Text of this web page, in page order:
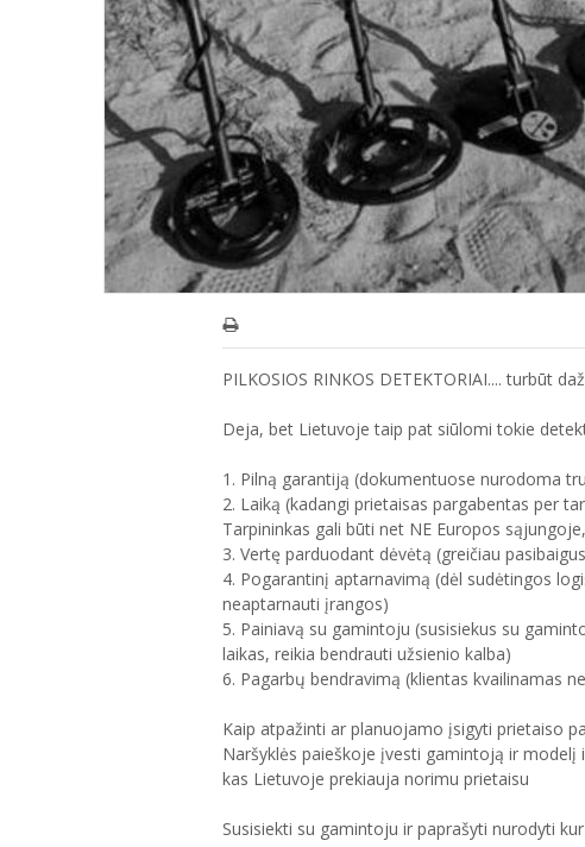
PILKOSIOS RINKOS DETEKTORIAI.... turbūt
Deja, bet Lietuvoje taip pat siūlomi tokie
1. Pilną garantiją (dokumentuose nurodoma
2. Laiką (kadangi prietaisas pargabentas per
Tarpininkas gali būti net NE Europos
3. Vertę parduodant dėvėtą (greičiau
4. Pogarantinį aptarnavimą (dėl sudėtingos
neaptarnauti įrangos)
5. Painiavą su gamintoju (susisiekus su
laikas, reikia bendrauti užsienio kalba)
6. Pagarbų bendravimą (klientas kvailinamas
Kaip atpažinti ar planuojamo įsigyti prietaiso
Naršyklės paieškoje įvesti gamintoją ir modelį
kas Lietuvoje prekiauja norimu prietaisu
Susisiekti su gamintoju ir paprašyti nurodyti